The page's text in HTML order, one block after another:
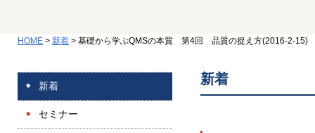
HOME > 新着 > 基礎から学ぶQMSの本質 第4回 品質の捉え方(2016-2-15)
新着
セミナー
新着